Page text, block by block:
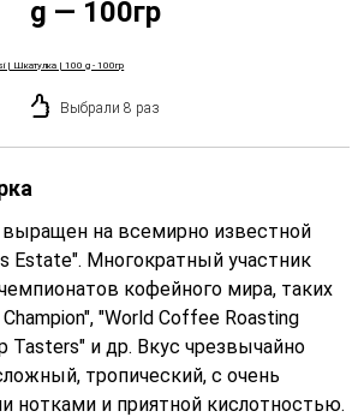
g — 100гр
Выбрали 8 раз
выращен на всемирно известной
Estate". Многократный участник
кофейного мира, таких
"World Coffee Roasting
Tasters" и др. Вкус чрезвычайно
тропический, с очень
нотками и приятной кислотностью.